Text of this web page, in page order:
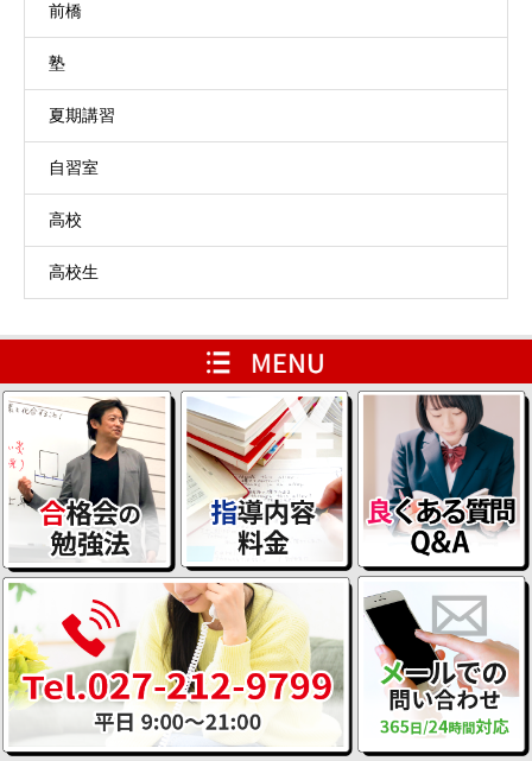
前橋
塾
夏期講習
自習室
高校
高校生
HOME レベルアップ用ページ
会員専用ページ ブログ一覧ページ
代表たすけてメール 説明会情報
よくある質問 Q&A お問い合わせ
Copyright © 群馬県前橋市の学習塾-合格会 All Rights Reserved.